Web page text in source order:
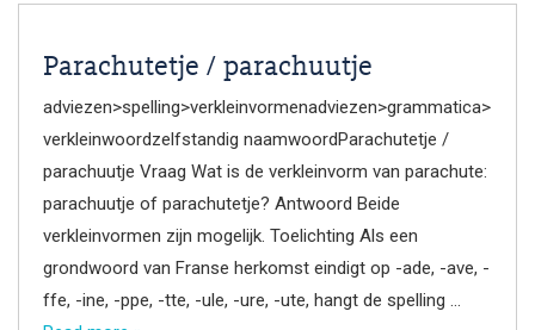
Parachutetje / parachuutje
adviezen>spelling>verkleinvormenadviezen>grammatica>
verkleinwoordzelfstandig naamwoordParachutetje /
parachuutje Vraag Wat is de verkleinvorm van parachute:
parachuutje of parachutetje? Antwoord Beide
verkleinvormen zijn mogelijk. Toelichting Als een
grondwoord van Franse herkomst eindigt op -ade, -ave, -
ffe, -ine, -ppe, -tte, -ule, -ure, -ute, hangt de spelling …